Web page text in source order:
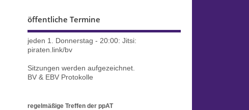
öffentliche Termine
jeden 1. Donnerstag - 20:00: Jitsi:
piraten.link/bv
Sitzungen werden aufgezeichnet.
BV & EBV Protokolle
regelmäßige Treffen der ppAT